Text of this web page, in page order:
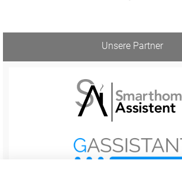
Unsere Partner